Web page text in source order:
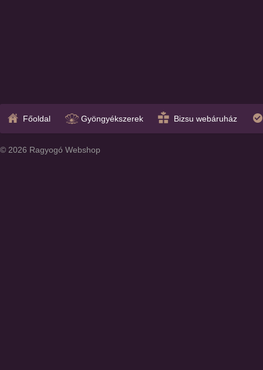
Főoldal Gyöngyékszerek Bizsu webáruház
© 2026 Ragyogó Webshop